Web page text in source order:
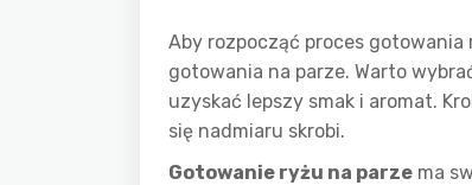
Aby rozpocząć proces
gotowania na parze. Warto
uzyskać lepszy smak i aromat.
się nadmiaru skrobi.
Gotowanie ryżu na parze ma